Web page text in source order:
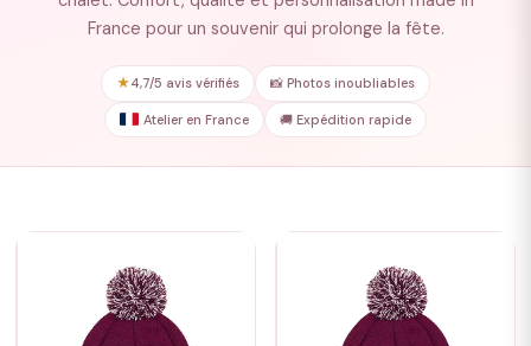
France pour un souvenir qui prolonge la fête.
★4,7/5 avis vérifiés 📸 Photos inoubliables
Atelier en France 🚚 Expédition rapide